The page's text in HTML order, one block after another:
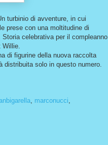
turbinio di avventure, in cui
prese con una moltitudine di
celebrativa per il compleanno
Willie.
di figurine della nuova raccolta
distribuita solo in questo numero.
, marconucci,